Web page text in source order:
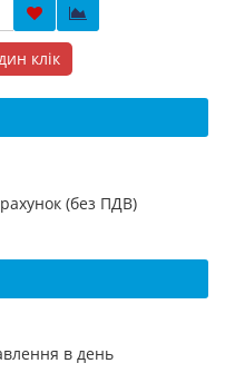
клік
(без ПДВ)
в день